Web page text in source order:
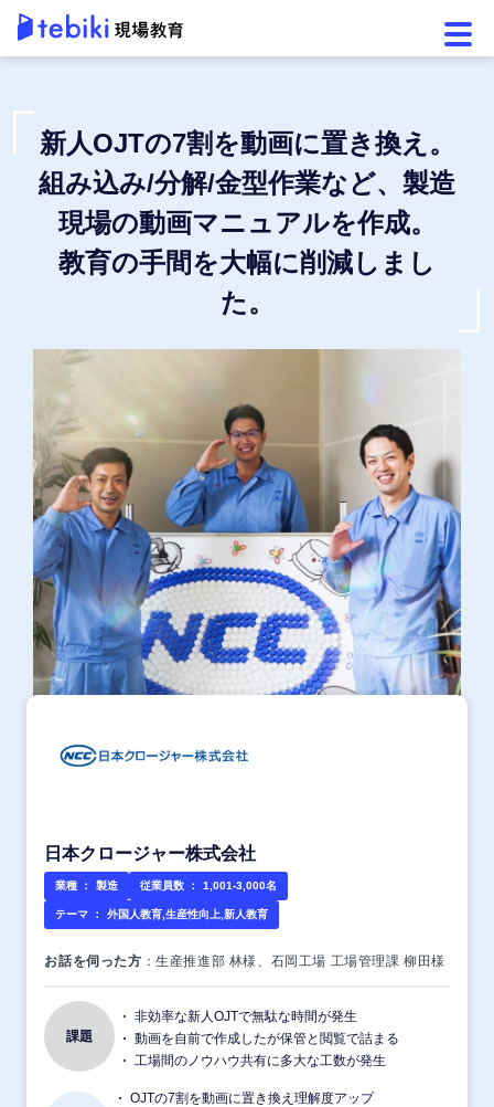
新人OJTの7割を動画に置き換え。
組み込み/分解/金型作業など、製造
現場の動画マニュアルを作成。
教育の手間を大幅に削減しまし
た。
日本クロージャー株式会社
業種 ： 製造 従業員数 ： 1,001-3,000名
テーマ ： 外国人教育,生産性向上,新人教育
お話を伺った方 ：生産推進部 林様、石岡工場 工場管理課 柳田様
課題
非効率な新人OJTで無駄な時間が発生
動画を自前で作成したが保管と閲覧で詰まる
工場間のノウハウ共有に多大な工数が発生
OJTの7割を動画に置き換え理解度アップ